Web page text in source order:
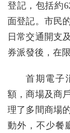
登記，包括約
面登記。市民
日常交通開支
券派發後，在
首期電子
額，商場及商
理了多間商場
動外，不少餐